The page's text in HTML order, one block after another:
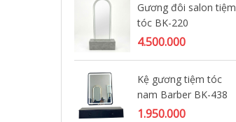
Gương đôi salon tiệm
tóc BK-220
4.500.000
Kệ gương tiệm tóc
nam Barber BK-438
1.950.000